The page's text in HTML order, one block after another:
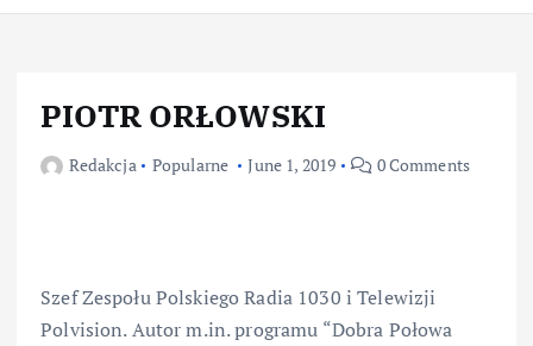
PIOTR ORŁOWSKI
Redakcja Popularne June 1, 2019 0 Comments
Szef Zespołu Polskiego Radia 1030 i Telewizji
Polvision. Autor m.in. programu “Dobra Połowa